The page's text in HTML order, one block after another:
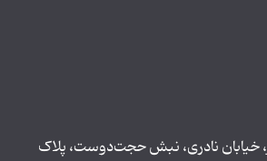
خیابان نادری، نبش حجت‌دوست، پلاک